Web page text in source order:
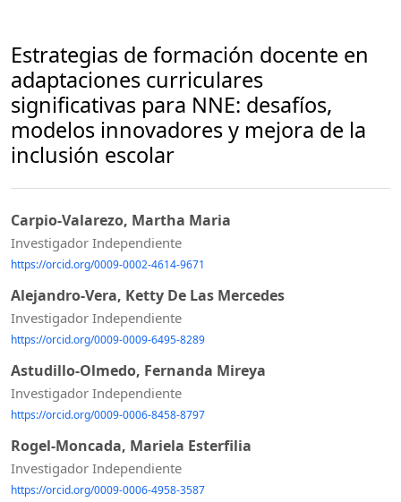
Estrategias de formación docente en
adaptaciones curriculares
significativas para NNE: desafíos,
modelos innovadores y mejora de la
inclusión escolar
Carpio-Valarezo, Martha Maria
Investigador Independiente
https://orcid.org/0009-0002-4614-9671
Alejandro-Vera, Ketty De Las Mercedes
Investigador Independiente
https://orcid.org/0009-0009-6495-8289
Astudillo-Olmedo, Fernanda Mireya
Investigador Independiente
https://orcid.org/0009-0006-8458-8797
Rogel-Moncada, Mariela Esterfilia
Investigador Independiente
https://orcid.org/0009-0006-4958-3587